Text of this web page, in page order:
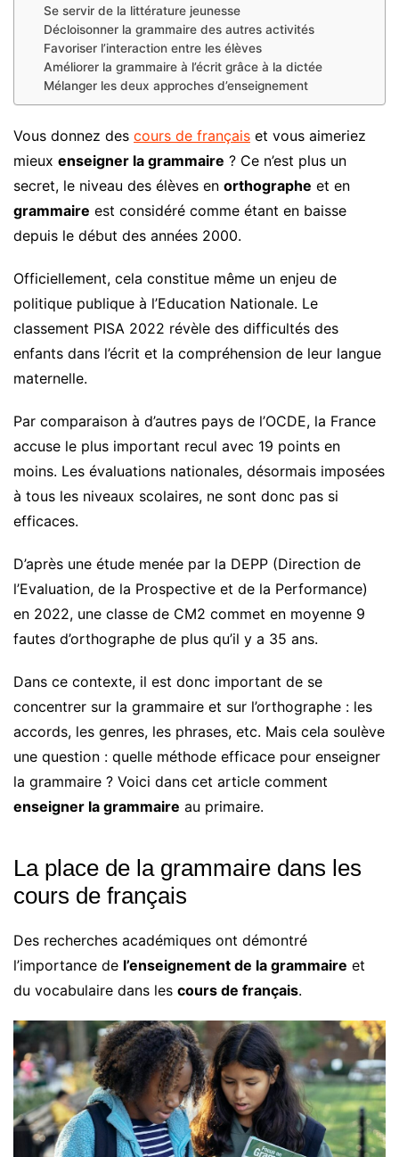
Se servir de la littérature jeunesse
Décloisonner la grammaire des autres activités
Favoriser l’interaction entre les élèves
Améliorer la grammaire à l’écrit grâce à la dictée
Mélanger les deux approches d’enseignement
Vous donnez des cours de français et vous aimeriez
mieux enseigner la grammaire ? Ce n’est plus un
secret, le niveau des élèves en orthographe et en
grammaire est considéré comme étant en baisse
depuis le début des années 2000.
Officiellement, cela constitue même un enjeu de
politique publique à l’Education Nationale. Le
classement PISA 2022 révèle des difficultés des
enfants dans l’écrit et la compréhension de leur langue
maternelle.
Par comparaison à d’autres pays de l’OCDE, la France
accuse le plus important recul avec 19 points en
moins. Les évaluations nationales, désormais imposées
à tous les niveaux scolaires, ne sont donc pas si
efficaces.
D’après une étude menée par la DEPP (Direction de
l’Evaluation, de la Prospective et de la Performance)
en 2022, une classe de CM2 commet en moyenne 9
fautes d’orthographe de plus qu’il y a 35 ans.
Dans ce contexte, il est donc important de se
concentrer sur la grammaire et sur l’orthographe : les
accords, les genres, les phrases, etc. Mais cela soulève
une question : quelle méthode efficace pour enseigner
la grammaire ? Voici dans cet article comment
enseigner la grammaire au primaire.
La place de la grammaire dans les
cours de français
Des recherches académiques ont démontré
l’importance de l’enseignement de la grammaire et
du vocabulaire dans les cours de français.